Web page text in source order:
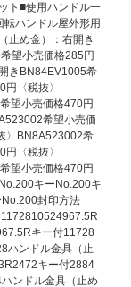
ト■使用ハンドル一
ハンドル屋外形用
止め金）：右開き
望小売価格285円
きBN84EV1005希
〈税抜〉
望小売価格470円
希望小売価
〉BN8A523002希
〈税抜〉
望小売価格470円
キーNo.200キ
封印方法
キー付11728
ハンドル金具（止
キー付2884
ンドル金具（止め